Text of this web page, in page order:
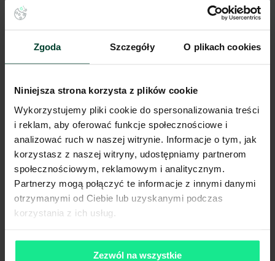
Zgoda Szczegóły O plikach cookies
Niniejsza strona korzysta z plików cookie
Wykorzystujemy pliki cookie do spersonalizowania treści
i reklam, aby oferować funkcje społecznościowe i
analizować ruch w naszej witrynie. Informacje o tym, jak
korzystasz z naszej witryny, udostępniamy partnerom
społecznościowym, reklamowym i analitycznym.
Partnerzy mogą połączyć te informacje z innymi danymi
otrzymanymi od Ciebie lub uzyskanymi podczas
korzystania z ich usług.
Zezwól na wszystkie
Siatka słupów
Oświetlenie
Tak
Klapy dymowe
Tak
Tryskacze
Tak
Ogrzewanie
Gaz
Brama wjazdowa z poziomu
0
Pokaż więcej
Komunikacja
Port lotniczy
34 km